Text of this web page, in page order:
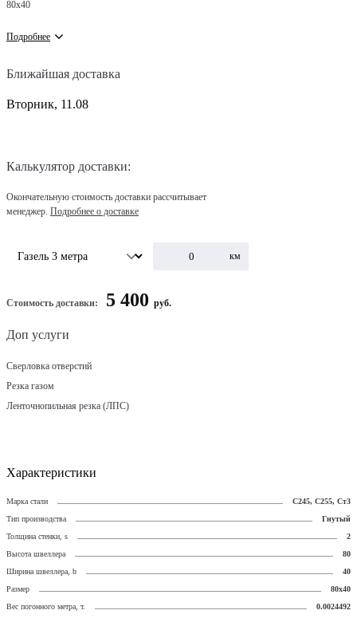
80х40
Подробнее
Ближайшая доставка
Вторник, 11.08
Калькулятор доставки:
Окончательную стоимость доставки рассчитывает
менеджер. Подробнее о доставке
км
Стоимость доставки: 5 400 руб.
Доп услуги
Сверловка отверстий
Резка газом
Ленточнопильная резка (ЛПС)
Характеристики
Марка стали
С245, С255, Ст3
Тип производства
Гнутый
Толщина стенки, s
2
Высота швеллера
80
Ширина швеллера, b
40
Размер
80х40
Вес погонного метра, т.
0.0024492